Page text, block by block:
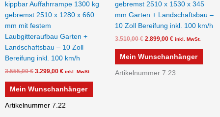
kippbar Auffahrrampe 1300 kg
gebremst 2510 x 1280 x 660
mm mit festem
Laubgitteraufbau Garten +
Landschaftsbau – 10 Zoll
Bereifung inkl. 100 km/h
3.555,00€ 3.299,00 € inkl. MwSt.
Mein Wunschanhänger
Artikelnummer 7.22
gebremst 2510 x 1530 x 345
mm Garten + Landschaftsbau –
10 Zoll Bereifung inkl. 100 km/h
3.510,00€ 2.899,00 € inkl. MwSt.
Mein Wunschanhänger
Artikelnummer 7.23